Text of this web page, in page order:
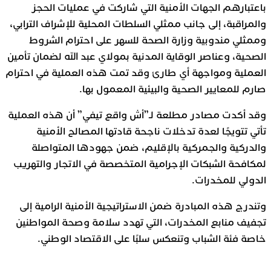
باعتبارهم الجهات الأمنية التي شاركت في عمليات الحجز
والمراقبة، إلى جانب ممثلي السلطات المحلية للإشراف الترابي،
وممثلي مندوبية وزارة الصحة للسهر على احترام الشروط
الصحية، وعناصر الوقاية المدنية بمولاي عبد الله لضمان تأمين
العملية ومواجهة أي طارئ وقد تمت هذه العملية في احترام
صارم للمعايير الصحية والبيئية المعمول بها.
وقد أكدت مصادر مطلعة لـ”أش واقع تيفي” أن هذه العملية
تأتي تتويجًا لعدة تدخلات ناجحة قادتها المصالح الأمنية
والدركية والجمركية بالإقليم، ضمن جهودها المتواصلة
لمكافحة الشبكات الإجرامية المتخصصة في الاتجار والتهريب
الدولي للمخدرات.
وتندرج هذه المبادرة ضمن الاستراتيجية الأمنية الرامية إلى
تجفيف منابع المخدرات، التي تهدد سلامة وصحة المواطنين
خاصة فئة الشباب وتنعكس سلبًا على الاقتصاد الوطني.